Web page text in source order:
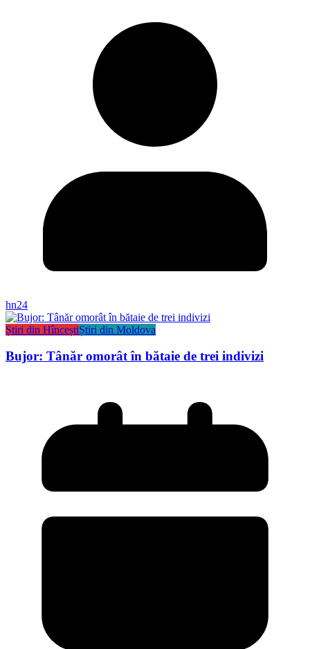
hn24
Știri din HînceștiȘtiri din Moldova
Bujor: Tânăr omorât în bătaie de trei indivizi